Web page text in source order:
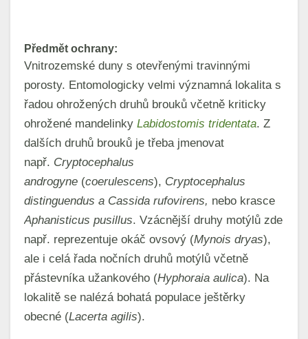
Předmět ochrany:
Vnitrozemské duny s otevřenými travinnými
porosty. Entomologicky velmi významná lokalita s
řadou ohrožených druhů brouků včetně kriticky
ohrožené mandelinky Labidostomis tridentata. Z
dalších druhů brouků je třeba jmenovat
např. Cryptocephalus
androgyne (coerulescens), Cryptocephalus
distinguendus a Cassida rufovirens, nebo krasce
Aphanisticus pusillus. Vzácnější druhy motýlů zde
např. reprezentuje okáč ovsový (Mynois dryas),
ale i celá řada nočních druhů motýlů včetně
přástevníka užankového (Hyphoraia aulica). Na
lokalitě se nalézá bohatá populace ještěrky
obecné (Lacerta agilis).